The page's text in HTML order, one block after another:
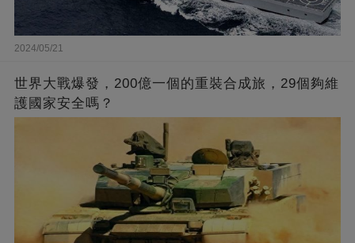
2024/05/21
世界大戰爆發，200億一個的重裝合成旅，29個夠維
護國家安全嗎？